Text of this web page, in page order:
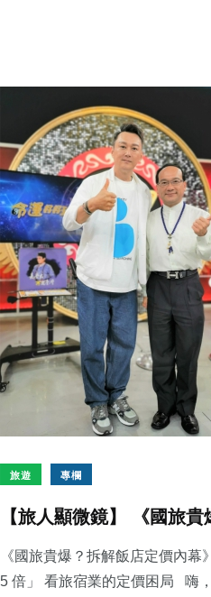
旅遊 專欄
【旅人顯微鏡】 《國旅
《國旅貴爆？拆解飯店定價內
5 倍」 看旅宿業的定價困局 嗨
32+
科技新知
2
大